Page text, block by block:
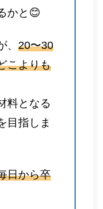
かと😊
20〜30
こよりも
料となる
目指しま
日から卒